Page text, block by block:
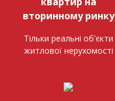
вторинному ринку
Тільки реальні об'єкти
житлової нерухомості